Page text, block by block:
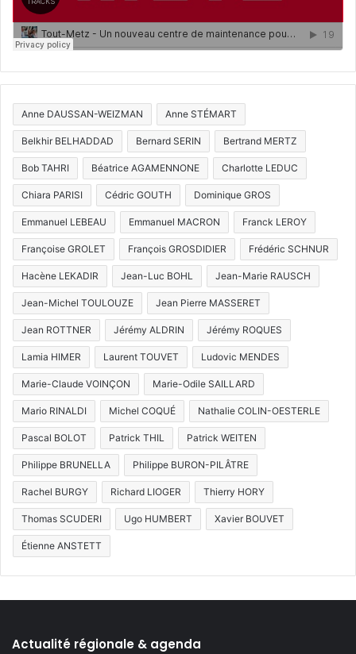
Anne DAUSSAN-WEIZMAN Anne STÉMART
Belkhir BELHADDAD Bernard SERIN Bertrand MERTZ
Bob TAHRI Béatrice AGAMENNONE Charlotte LEDUC
Chiara PARISI Cédric GOUTH Dominique GROS
Emmanuel LEBEAU Emmanuel MACRON Franck LEROY
Françoise GROLET François GROSDIDIER Frédéric SCHNUR
Hacène LEKADIR Jean-Luc BOHL Jean-Marie RAUSCH
Jean-Michel TOULOUZE Jean Pierre MASSERET
Jean ROTTNER Jérémy ALDRIN Jérémy ROQUES
Lamia HIMER Laurent TOUVET Ludovic MENDES
Marie-Claude VOINÇON Marie-Odile SAILLARD
Mario RINALDI Michel COQUÉ Nathalie COLIN-OESTERLE
Pascal BOLOT Patrick THIL Patrick WEITEN
Philippe BRUNELLA Philippe BURON-PILÂTRE
Rachel BURGY Richard LIOGER Thierry HORY
Thomas SCUDERI Ugo HUMBERT Xavier BOUVET
Étienne ANSTETT
Actualité régionale & agenda